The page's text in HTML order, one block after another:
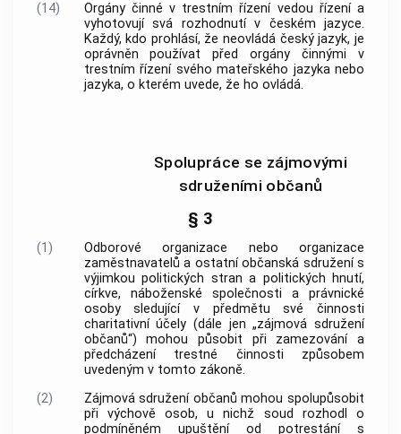
(14)
Orgány činné v trestním řízenívedou řízení a
vyhotovují svá rozhodnutí v českém jazyce.
Každý, kdo prohlásí, že neovládá český jazyk, je
oprávněn používat předorgány činnými v
trestním řízenísvého mateřského jazyka nebo
jazyka, o kterém uvede, že ho ovládá.
Spolupráce se zájmovými
sdruženími občanů
§ 3
(1)
Odborové organizace nebo organizace
zaměstnavatelů a ostatní občanská sdružení s
výjimkou politických stran a politických hnutí,
církve, náboženské společnosti a právnické
osoby sledující v předmětu své činnosti
charitativní účely (dále jen „zájmová sdružení
občanů“) mohou působit při zamezování a
předcházení trestné činnosti způsobem
uvedeným v tomto zákoně.
(2)
Zájmová sdružení občanů mohou spolupůsobit
při výchově osob, u nichž soud rozhodl o
podmíněném upuštění od potrestání s